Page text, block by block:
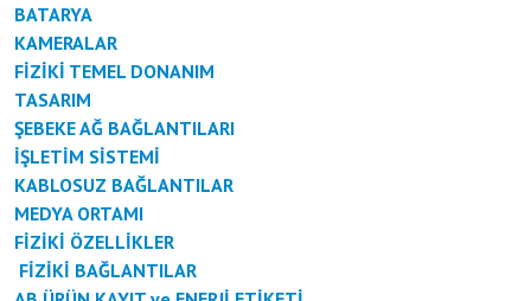
BATARYA
KAMERALAR
FİZİKİ TEMEL DONANIM
TASARIM
ŞEBEKE AĞ BAĞLANTILARI
İŞLETİM SİSTEMİ
KABLOSUZ BAĞLANTILAR
MEDYA ORTAMI
FİZİKİ ÖZELLİKLER
FİZİKİ BAĞLANTILAR